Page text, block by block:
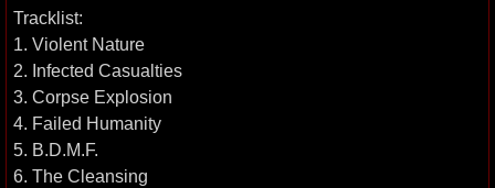
Tracklist:
1. Violent Nature
2. Infected Casualties
3. Corpse Explosion
4. Failed Humanity
5. B.D.M.F.
6. The Cleansing